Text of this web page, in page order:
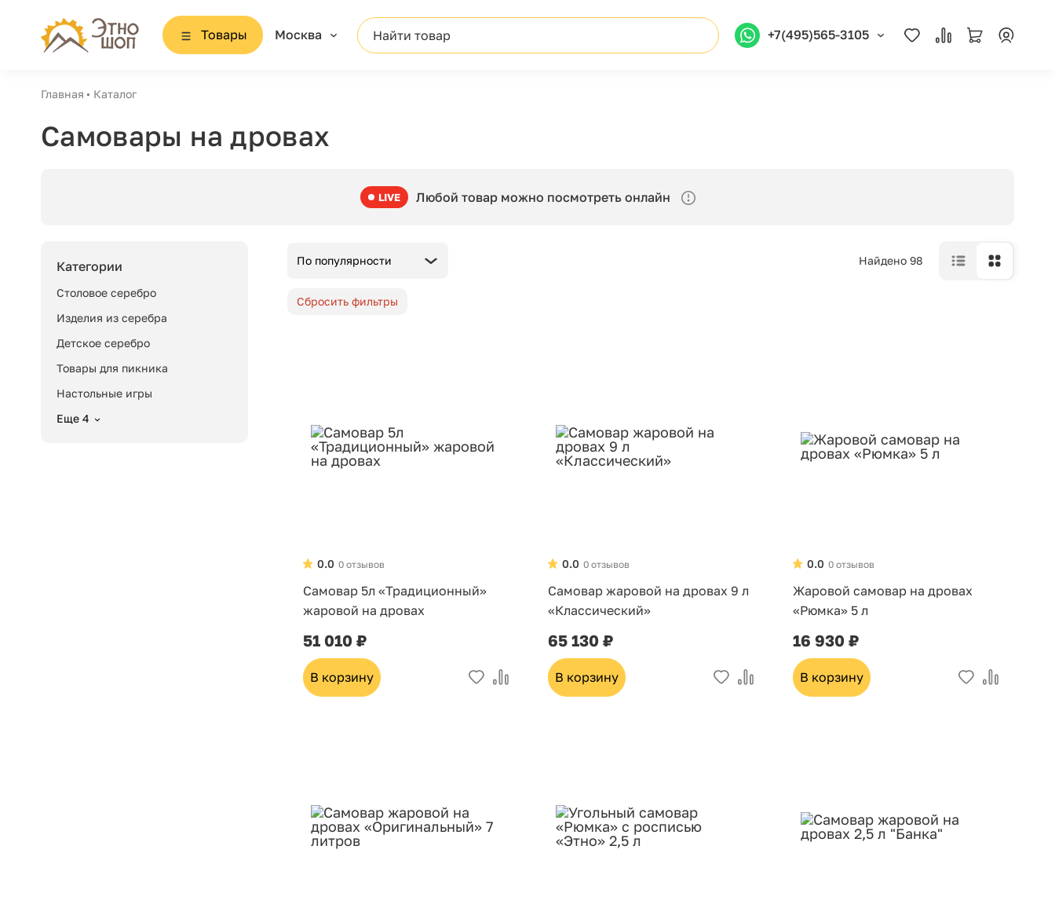
Товары Москва Найти товар +7(495)565-3105
Главная Каталог
Самовары на дровах
LIVE Любой товар можно посмотреть онлайн
Категории
Столовое серебро
Изделия из серебра
Детское серебро
Товары для пикника
Настольные игры
Еще 4
По популярности Найдено 98
Сбросить фильтры
0 отзывов
0.0
Самовар 5л «Традиционный»
жаровой на дровах
51 010 ₽
В корзину
0 отзывов
0.0
Самовар жаровой на дровах 9 л
«Классический»
65 130 ₽
В корзину
0 отзывов
0.0
Жаровой самовар на дровах
«Рюмка» 5 л
16 930 ₽
В корзину